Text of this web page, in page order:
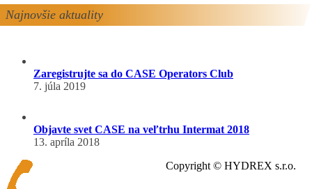
Najnovšie aktuality
Zaregistrujte sa do CASE Operators Club
7. júla 2019
Objavte svet CASE na veľtrhu Intermat 2018
13. apríla 2018
Copyright © HYDREX s.r.o.